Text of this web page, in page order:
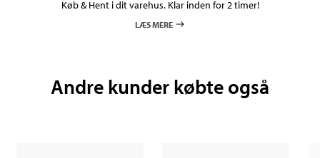
Køb & Hent i dit varehus. Klar inden for 2 timer!
LÆS MERE
Andre kunder købte også